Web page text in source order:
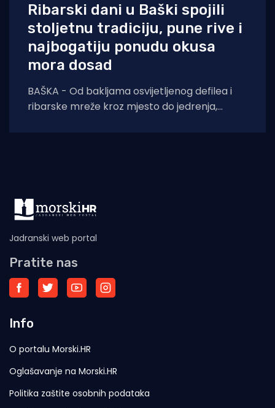
Ribarski dani u Baški spojili
stoljetnu tradiciju, pune rive i
najbogatiju ponudu okusa
mora dosad
BAŠKA - Od bakljama osvijetljenog defilea i
ribarske mreže kroz mjesto do jedrenja,
Jadranski web portal
Pratite nas
Info
O portalu Morski.HR
Oglašavanje na Morski.HR
Politika zaštite osobnih podataka